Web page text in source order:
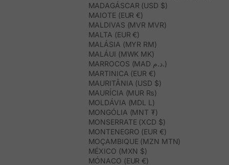
MADAGÁSCAR (USD $)
MAIOTE (EUR €)
MALDIVAS (MVR MVR)
MALTA (EUR €)
MALÁSIA (MYR RM)
MALÁUI (MWK MK)
MARROCOS (MAD د.م.)
MARTINICA (EUR €)
MAURITÂNIA (USD $)
MAURÍCIA (MUR ₨)
MOLDÁVIA (MDL L)
MONGÓLIA (MNT ₮)
MONSERRATE (XCD $)
MONTENEGRO (EUR €)
MOÇAMBIQUE (MZN MTN)
MÉXICO (MXN $)
MÓNACO (EUR €)